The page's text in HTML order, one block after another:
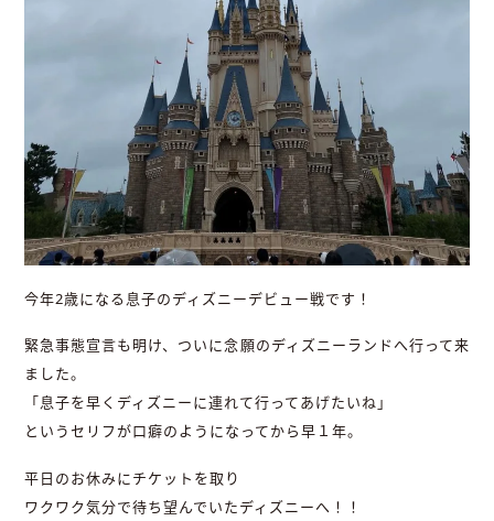
今年2歳になる息子のディズニーデビュー戦です！
緊急事態宣言も明け、ついに念願のディズニーランドへ行って来
ました。
「息子を早くディズニーに連れて行ってあげたいね」
というセリフが口癖のようになってから早１年。
平日のお休みにチケットを取り
ワクワク気分で待ち望んでいたディズニーへ！！